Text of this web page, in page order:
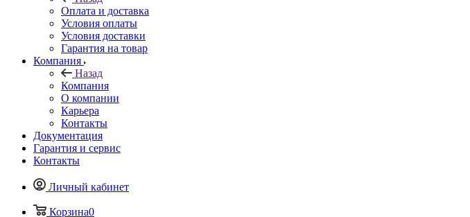
Оплата и доставка
Условия оплаты
Условия доставки
Гарантия на товар
Компания
Назад
Компания
О компании
Карьера
Контакты
Документация
Гарантия и сервис
Контакты
Личный кабинет
Корзина0